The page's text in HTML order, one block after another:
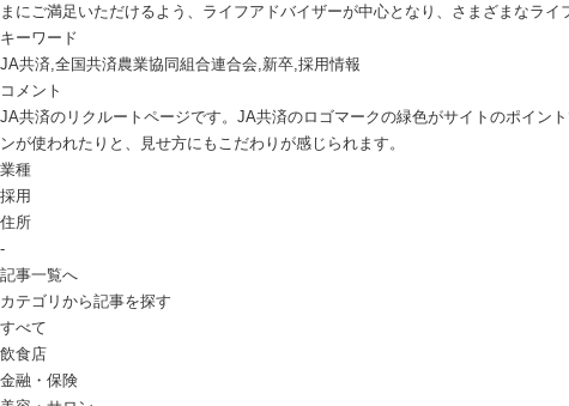
まにご満足いただけるよう、ライフアドバイザーが中心となり、さまざまなラ
キーワード
JA共済,全国共済農業協同組合連合会,新卒,採用情報
コメント
JA共済のリクルートページです。JA共済のロゴマークの緑色がサイトのポイン
ンが使われたりと、見せ方にもこだわりが感じられます。
業種
採用
住所
-
記事一覧へ
カテゴリから記事を探す
すべて
飲食店
金融・保険